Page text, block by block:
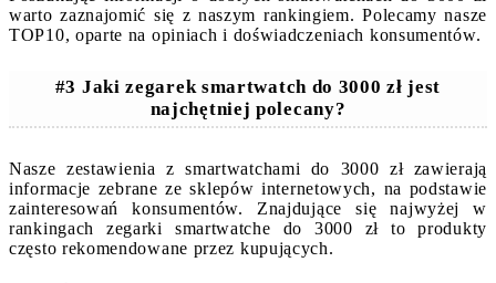
warto zaznajomić się z naszym rankingiem. Polecamy nasze
TOP10, oparte na opiniach i doświadczeniach konsumentów.
#3 Jaki zegarek smartwatch do 3000 zł jest
najchętniej polecany?
Nasze zestawienia z smartwatchami do 3000 zł zawierają
informacje zebrane ze sklepów internetowych, na podstawie
zainteresowań konsumentów. Znajdujące się najwyżej w
rankingach zegarki smartwatche do 3000 zł to produkty
często rekomendowane przez kupujących.